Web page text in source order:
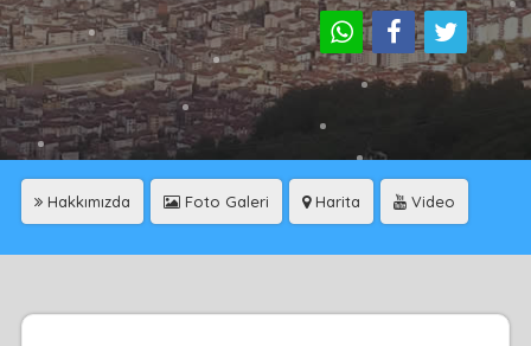
Hakkımızda Foto Galeri Harita Video